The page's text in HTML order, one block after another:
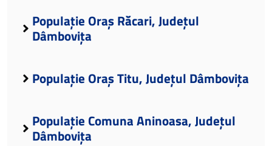
Populație Oraș Răcari, Județul
Dâmbovița
Populație Oraș Titu, Județul Dâmbovița
Populație Comuna Aninoasa, Județul
Dâmbovița